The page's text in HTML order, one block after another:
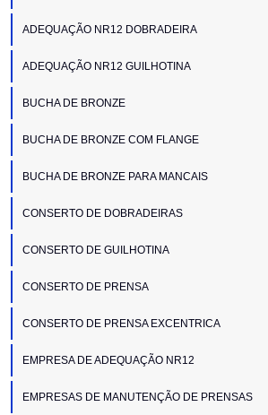
ADEQUAÇÃO NR12 DOBRADEIRA
ADEQUAÇÃO NR12 GUILHOTINA
BUCHA DE BRONZE
BUCHA DE BRONZE COM FLANGE
BUCHA DE BRONZE PARA MANCAIS
CONSERTO DE DOBRADEIRAS
CONSERTO DE GUILHOTINA
CONSERTO DE PRENSA
CONSERTO DE PRENSA EXCENTRICA
EMPRESA DE ADEQUAÇÃO NR12
EMPRESAS DE MANUTENÇÃO DE PRENSAS